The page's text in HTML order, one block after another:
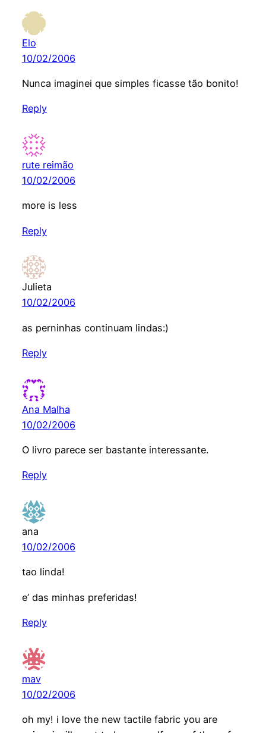
Elo
10/02/2006
Nunca imaginei que simples ficasse tão bonito!
Reply
rute reimão
10/02/2006
more is less
Reply
Julieta
10/02/2006
as perninhas continuam lindas:)
Reply
Ana Malha
10/02/2006
O livro parece ser bastante interessante.
Reply
ana
10/02/2006
tao linda!
e’ das minhas preferidas!
Reply
mav
10/02/2006
oh my! i love the new tactile fabric you are